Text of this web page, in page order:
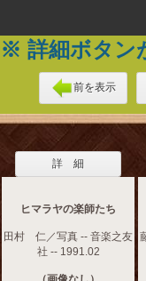
※ 詳細ボタン
前を表示
詳 細
ヒマラヤの楽師たち
田村 仁／写真 -- 音楽之友
社 -- 1991.02